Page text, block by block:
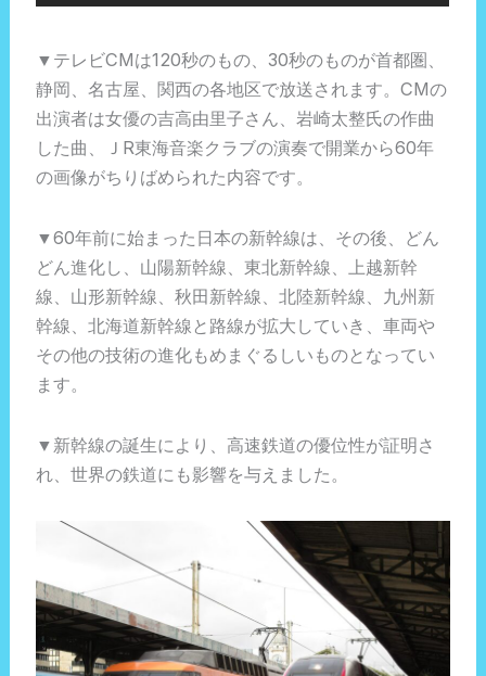
▼テレビCMは120秒のもの、30秒のものが首都圏、
静岡、名古屋、関西の各地区で放送されます。CMの
出演者は女優の吉高由里子さん、岩崎太整氏の作曲
した曲、ＪR東海音楽クラブの演奏で開業から60年
の画像がちりばめられた内容です。
▼60年前に始まった日本の新幹線は、その後、どん
どん進化し、山陽新幹線、東北新幹線、上越新幹
線、山形新幹線、秋田新幹線、北陸新幹線、九州新
幹線、北海道新幹線と路線が拡大していき、車両や
その他の技術の進化もめまぐるしいものとなってい
ます。
▼新幹線の誕生により、高速鉄道の優位性が証明さ
れ、世界の鉄道にも影響を与えました。